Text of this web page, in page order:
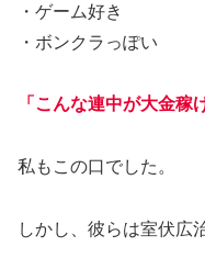
・ゲーム好き
・ボンクラっぽい
「こんな連中が大金稼
私もこの口でした。
しかし、彼らは室伏広